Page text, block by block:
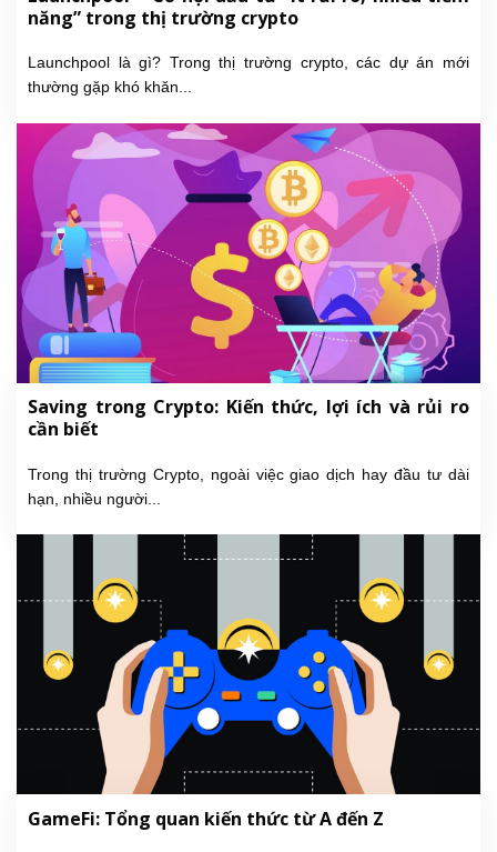
năng” trong thị trường crypto
Launchpool là gì? Trong thị trường crypto, các dự án mới
thường gặp khó khăn...
Saving trong Crypto: Kiến thức, lợi ích và rủi ro
cần biết
Trong thị trường Crypto, ngoài việc giao dịch hay đầu tư dài
hạn, nhiều người...
GameFi: Tổng quan kiến thức từ A đến Z